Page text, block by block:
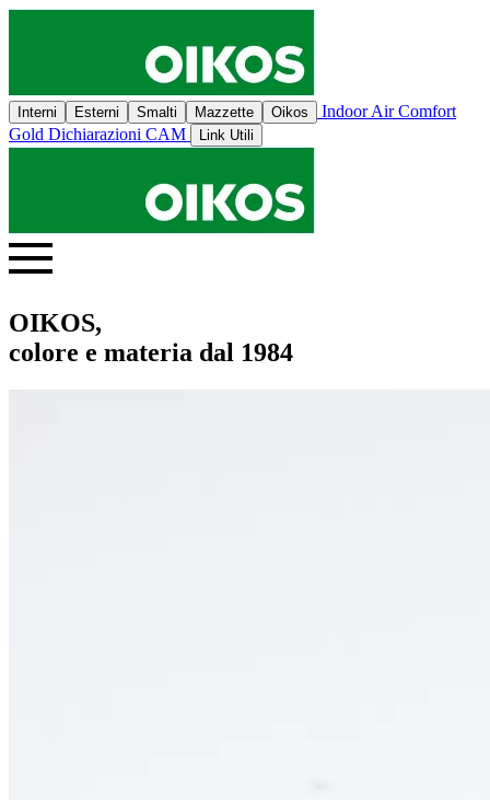
Interni Esterni Smalti Mazzette Oikos
Indoor Air Comfort
Gold Dichiarazioni CAM Link Utili
OIKOS,
colore e materia dal 1984